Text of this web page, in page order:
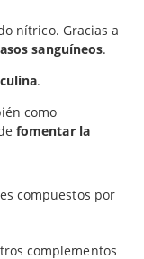
nítrico. Gracias a
sanguíneos.
.
como
fomentar la
compuestos por
complementos